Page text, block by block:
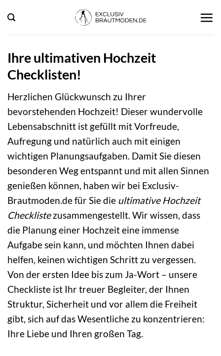
Inhalt
springen
Ihre ultimativen Hochzeit
Checklisten!
Herzlichen Glückwunsch zu Ihrer
bevorstehenden Hochzeit! Dieser wundervolle
Lebensabschnitt ist gefüllt mit Vorfreude,
Aufregung und natürlich auch mit einigen
wichtigen Planungsaufgaben. Damit Sie diesen
besonderen Weg entspannt und mit allen Sinnen
genießen können, haben wir bei Exclusiv-
Brautmoden.de für Sie die ultimative Hochzeit
Checklistezusammengestellt. Wir wissen, dass
die Planung einer Hochzeit eine immense
Aufgabe sein kann, und möchten Ihnen dabei
helfen, keinen wichtigen Schritt zu vergessen.
Von der ersten Idee bis zum Ja-Wort – unsere
Checkliste ist Ihr treuer Begleiter, der Ihnen
Struktur, Sicherheit und vor allem die Freiheit
gibt, sich auf das Wesentliche zu konzentrieren:
Ihre Liebe und Ihren großen Tag.